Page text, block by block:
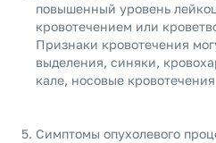
повышенный уровень
кровотечением или
Признаки кровотечения
выделения, синяки,
кале, носовые
Симптомы опухолевого